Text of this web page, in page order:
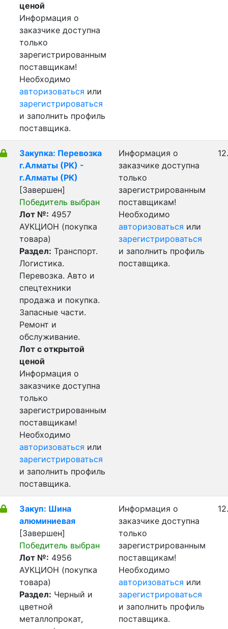
ценой
Информация о
заказчике доступна
только
зарегистрированным
поставщикам!
Необходимо
авторизоваться или
зарегистрироваться
и заполнить профиль
поставщика.
Закупка: Перевозка
г.Алматы (РК) -
г.Алматы (РК)
[Завершен]
Победитель выбран
Лот №: 4957
АУКЦИОН (покупка
товара)
Раздел: Транспорт.
Логистика.
Перевозка. Авто и
спецтехники
продажа и покупка.
Запасные части.
Ремонт и
обслуживание.
Лот с открытой
ценой
Информация о
заказчике доступна
только
зарегистрированным
поставщикам!
Необходимо
авторизоваться или
зарегистрироваться
и заполнить профиль
поставщика.
Информация о
заказчике доступна
только
зарегистрированным
поставщикам!
Необходимо
авторизоваться или
зарегистрироваться
и заполнить профиль
поставщика.
Закуп: Шина
алюминиевая
[Завершен]
Победитель выбран
Лот №: 4956
АУКЦИОН (покупка
товара)
Раздел: Черный и
цветной
металлопрокат,
Информация о
заказчике доступна
только
зарегистрированным
поставщикам!
Необходимо
авторизоваться или
зарегистрироваться
и заполнить профиль
поставщика.